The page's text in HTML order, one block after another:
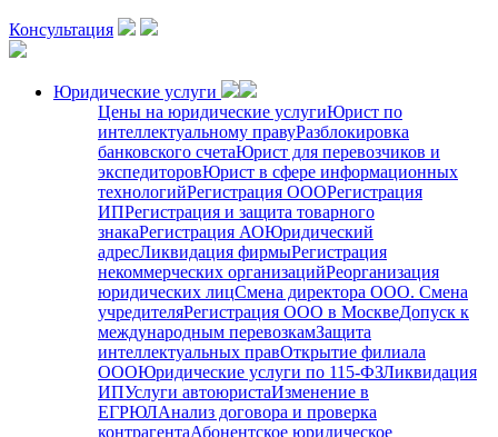
Консультация
Юридические услуги
Цены на юридические услугиЮрист по
интеллектуальному правуРазблокировка
банковского счетаЮрист для перевозчиков и
экспедиторовЮрист в сфере информационных
технологийРегистрация ОООРегистрация
ИПРегистрация и защита товарного
знакаРегистрация АОЮридический
адресЛиквидация фирмыРегистрация
некоммерческих организацийРеорганизация
юридических лицСмена директора ООО. Смена
учредителяРегистрация ООО в МосквеДопуск к
международным перевозкамЗащита
интеллектуальных правОткрытие филиала
ОООЮридические услуги по 115-ФЗЛиквидация
ИПУслуги автоюристаИзменение в
ЕГРЮЛАнализ договора и проверка
контрагентаАбонентское юридическое